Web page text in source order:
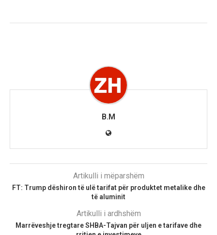
B.M
Artikulli i mëparshëm
FT: Trump dëshiron të ulë tarifat për produktet metalike dhe
të aluminit
Artikulli i ardhshëm
Marrëveshje tregtare SHBA-Tajvan për uljen e tarifave dhe